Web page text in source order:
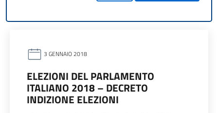
3 GENNAIO 2018
ELEZIONI DEL PARLAMENTO
ITALIANO 2018 – DECRETO
INDIZIONE ELEZIONI